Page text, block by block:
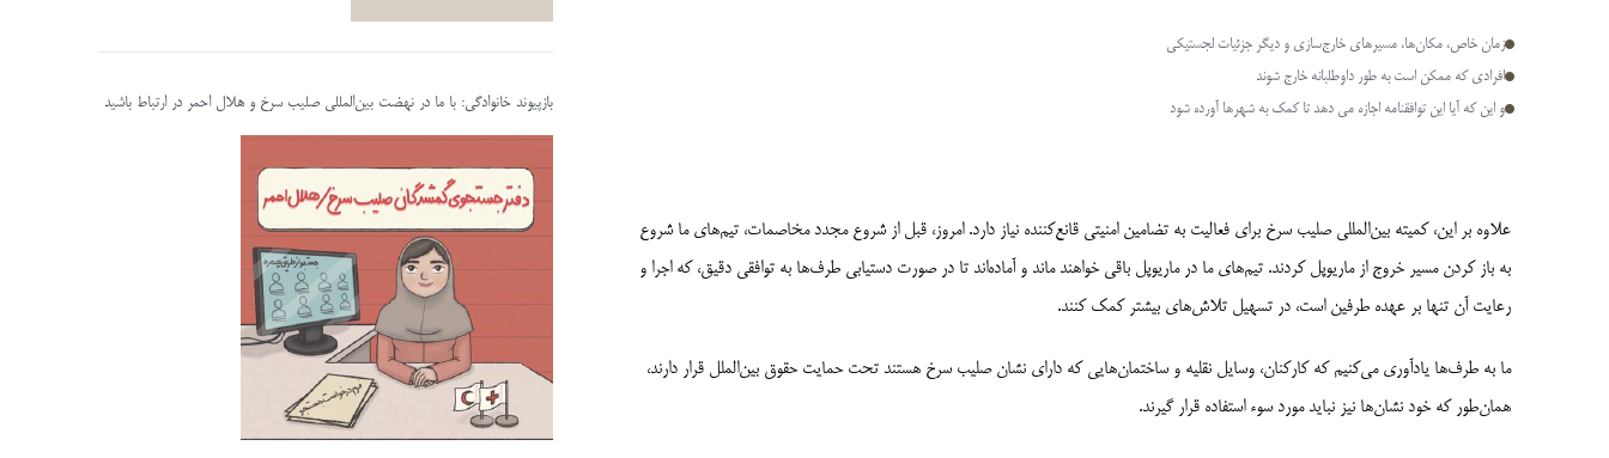
زمان خاص، مکان­‌ها، مسیرهای خارج‌­سازی و دیگر جزئیات لجستیکی
افرادی که ممکن است به طور داوطلبانه خارج شوند
و این که آیا این توافق­نامه اجازه می دهد تا کمک به شهرها آورده شود
علاوه بر این، کمیته بین‌المللی صلیب سرخ برای فعالیت به تضامین امنیتی قانع‌­کننده نیاز دارد. امروز، قبل از شروع مجدد مخاصمات، تیم‌­های ما شروع
به باز کردن مسیر خروج از ماریوپل کردند. تیم‌های ما در ماریوپل باقی خواهند ماند و آماده‌اند تا در صورت دستیابی طرف‌ها به توافقی دقیق، که اجرا و
رعایت آن تنها بر عهده طرفین است، در تسهیل تلاش‌های بیشتر کمک کنند.
ما به طرف‌ها یادآوری می‌کنیم که کارکنان، وسایل نقلیه و ساختمان‌هایی که دارای نشان صلیب سرخ هستند تحت حمایت حقوق بین‌الملل قرار دارند،
همان‌طور که خود نشان‌ها نیز نباید مورد سوء استفاده قرار گیرند.
بازپیوند خانوادگی: با ما در نهضت بین‌المللی صلیب سرخ و هلال احمر در ارتباط باشید